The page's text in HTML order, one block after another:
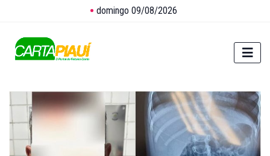
domingo 09/08/2026